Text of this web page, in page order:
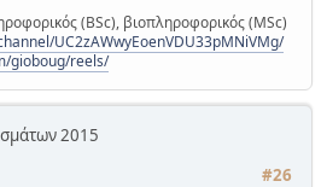
(BSc), βιοπληροφορικός (MSc)
UC2zAWwyEoenVDU33pMNiVMg/
gioboug/reels/
2015
#26